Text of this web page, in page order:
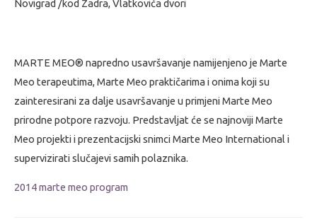
Novigrad /kod Zadra, Vlatkovića dvori
MARTE MEO® napredno usavršavanje namijenjeno je Marte
Meo terapeutima, Marte Meo praktičarima i onima koji su
zainteresirani za dalje usavršavanje u primjeni Marte Meo
prirodne potpore razvoju. Predstavljat će se najnoviji Marte
Meo projekti i prezentacijski snimci Marte Meo International i
supervizirati slučajevi samih polaznika.
2014 marte meo program